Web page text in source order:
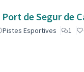
de Segur de
Pistes Esportives 1